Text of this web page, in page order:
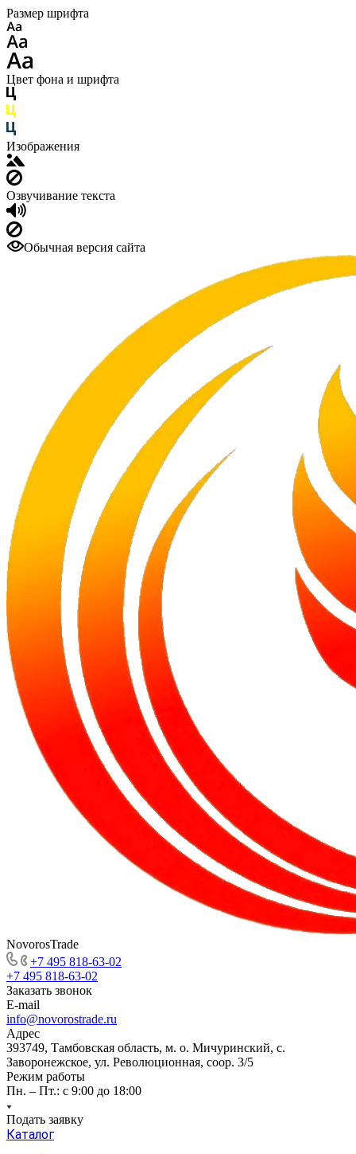
Размер шрифта
Цвет фона и шрифта
Изображения
Озвучивание текста
Обычная версия сайта
NovorosTrade
+7 495 818-63-02
+7 495 818-63-02
Заказать звонок
E-mail
info@novorostrade.ru
Адрес
393749, Тамбовская область, м. о. Мичуринский, с.
Заворонежское, ул. Революционная, соор. 3/5
Режим работы
Пн. – Пт.: с 9:00 до 18:00
Подать заявку
Каталог